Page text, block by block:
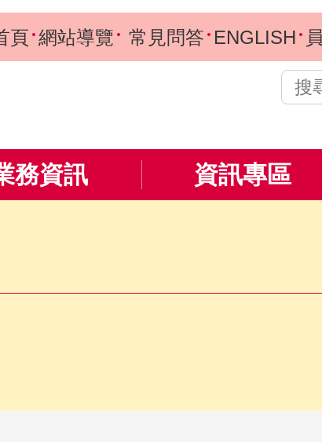
頁 網站導覽 常見問答 ENGLISH
務資訊 資訊專區